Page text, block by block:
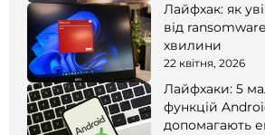
Лайфхак: як
від
хвилини
22 квітня, 2026
Лайфхаки: 5
функцій
допомагають